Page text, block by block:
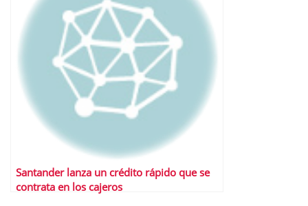
Santander lanza un crédito rápido que se
contrata en los cajeros